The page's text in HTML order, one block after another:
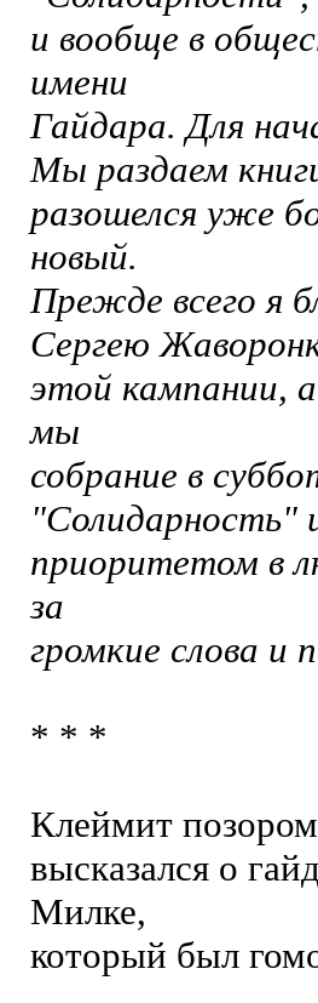
и вообще в
имени
Гайдара. Для
Мы раздаем
разошелся уже
новый.
Прежде всего я
Сергею
этой кампании,
мы
собрание в
"Солидарность"
приоритетом в
за
громкие слова и
* * *
Клеймит
высказался о
Милке,
который был